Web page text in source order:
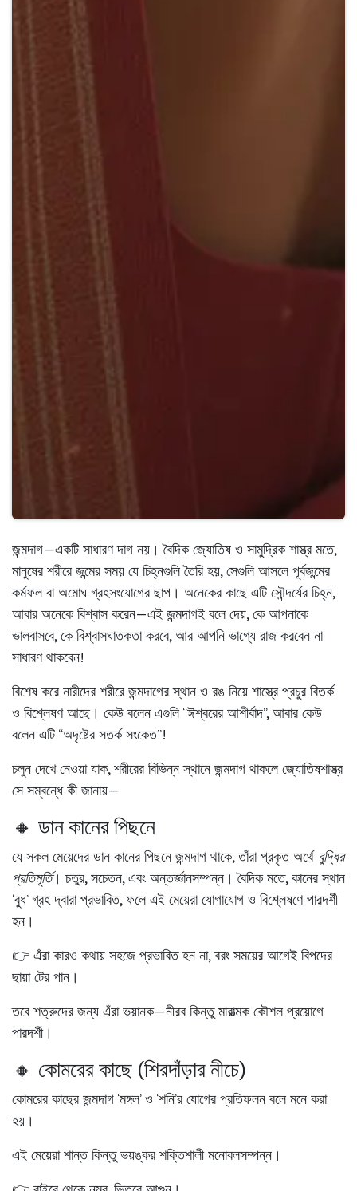
জন্মদাগ—একটি সাধারণ দাগ নয়। বৈদিক জ্যোতিষ ও সামুদ্রিক শাস্ত্র মতে,
মানুষের শরীরে জন্মের সময় যে চিহ্নগুলি তৈরি হয়, সেগুলি আসলেপূর্বজন্মের
কর্মফলবাঅমোঘ গ্রহসংযোগের ছাপ । অনেকের কাছে এটি সৌন্দর্যের চিহ্ন,
আবার অনেকে বিশ্বাস করেন—এই জন্মদাগই বলে দেয়, কে আপনাকে
ভালবাসবে, কে বিশ্বাসঘাতকতা করবে, আর আপনি ভাগ্যে রাজ করবেন না
সাধারণ থাকবেন!
বিশেষ করেনারীদের শরীরে জন্মদাগের স্থান ও রঙ নিয়ে শাস্ত্রে প্রচুর বিতর্ক
ও বিশ্লেষণ আছে। কেউ বলেন এগুলি “ঈশ্বরের আশীর্বাদ”, আবার কেউ
বলেন এটি “অদৃষ্টের সতর্ক সংকেত”!
চলুন দেখে নেওয়া যাক, শরীরের বিভিন্ন স্থানে জন্মদাগ থাকলেজ্যোতিষশাস্ত্র
সে সম্বন্ধে কী জানায়—
🔸 ডান কানের পিছনে
যে সকল মেয়েদেরডান কানের পিছনে জন্মদাগ থাকে, তাঁরা প্রকৃত অর্থে বুদ্ধির
প্রতিমূর্তি। চতুর, সচেতন, এবং অন্তর্জ্ঞানসম্পন্ন। বৈদিক মতে, কানের স্থান
‘বুধ’ গ্রহ দ্বারা প্রভাবিত, ফলে এই মেয়েরা যোগাযোগ ও বিশ্লেষণে পারদর্শী
হন।
👉 এঁরা কারও কথায় সহজে প্রভাবিত হন না, বরং সময়ের আগেই বিপদের
ছায়া টের পান।
তবে শত্রুদের জন্য এঁরা ভয়ানক—নীরব কিন্তু মারাত্মক কৌশল প্রয়োগে
পারদর্শী।
🔸 কোমরের কাছে (শিরদাঁড়ার নীচে)
কোমরের কাছের জন্মদাগ ‘মঙ্গল’ ও ‘শনি’র যোগের প্রতিফলন বলে মনে করা
হয়।
এই মেয়েরাশান্ত কিন্তু ভয়ঙ্কর শক্তিশালী মনোবলসম্পন্ন ।